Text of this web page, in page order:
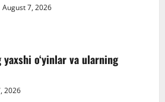
August 7, 2026
o‘yinlar va ularning
2026